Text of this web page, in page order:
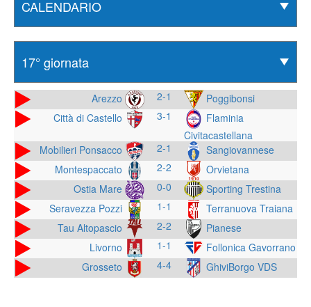
Arezzo 2-1
Poggibonsi
Città di Castello
3-1
Flaminia
Civitacastellana
Mobilieri Ponsacco
2-1
Sangiovannese
Montespaccato
2-2
Orvietana
Ostia Mare
0-0
Sporting Trestina
Seravezza Pozzi
1-1
Terranuova Traiana
Tau Altopascio
2-2
Pianese
Livorno
1-1
Follonica Gavorrano
Grosseto
4-4 GhiviBorgo VDS